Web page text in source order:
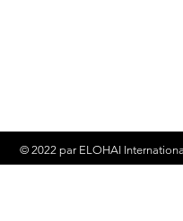
© 2022 par ELOHAI